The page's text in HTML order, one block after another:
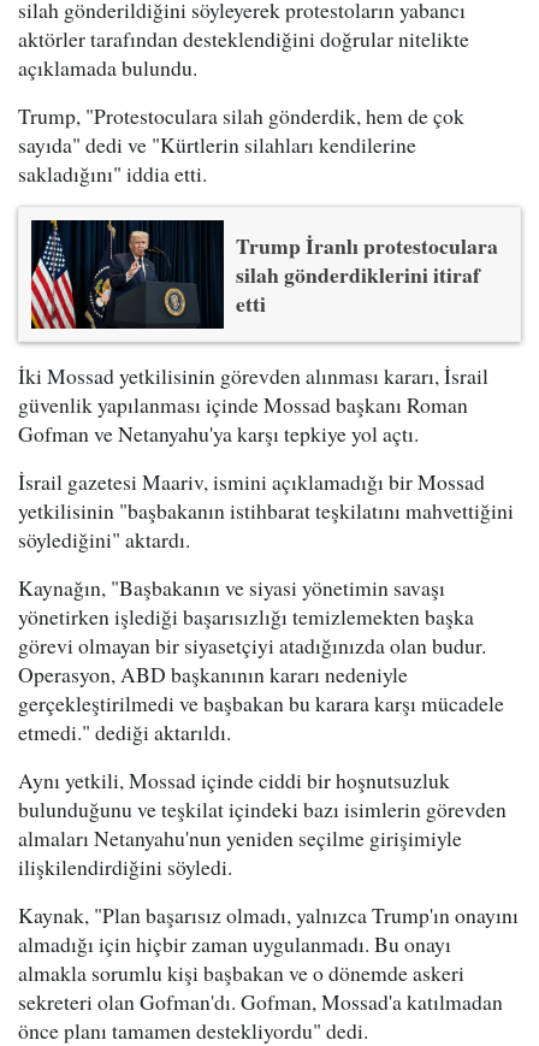
silah gönderildiğini söyleyerek protestoların yabancı
aktörler tarafından desteklendiğini doğrular nitelikte
açıklamada bulundu.
Trump, "Protestoculara silah gönderdik, hem de çok
sayıda" dedi ve "Kürtlerin silahları kendilerine
sakladığını" iddia etti.
Trump İranlı protestoculara
silah gönderdiklerini itiraf
etti
İki Mossad yetkilisinin görevden alınması kararı, İsrail
güvenlik yapılanması içinde Mossad başkanı Roman
Gofman ve Netanyahu'ya karşı tepkiye yol açtı.
İsrail gazetesi Maariv, ismini açıklamadığı bir Mossad
yetkilisinin "başbakanın istihbarat teşkilatını mahvettiğini
söylediğini" aktardı.
Kaynağın, "Başbakanın ve siyasi yönetimin savaşı
yönetirken işlediği başarısızlığı temizlemekten başka
görevi olmayan bir siyasetçiyi atadığınızda olan budur.
Operasyon, ABD başkanının kararı nedeniyle
gerçekleştirilmedi ve başbakan bu karara karşı mücadele
etmedi." dediği aktarıldı.
Aynı yetkili, Mossad içinde ciddi bir hoşnutsuzluk
bulunduğunu ve teşkilat içindeki bazı isimlerin görevden
almaları Netanyahu'nun yeniden seçilme girişimiyle
ilişkilendirdiğini söyledi.
Kaynak, "Plan başarısız olmadı, yalnızca Trump'ın onayını
almadığı için hiçbir zaman uygulanmadı. Bu onayı
almakla sorumlu kişi başbakan ve o dönemde askeri
sekreteri olan Gofman'dı. Gofman, Mossad'a katılmadan
önce planı tamamen destekliyordu" dedi.